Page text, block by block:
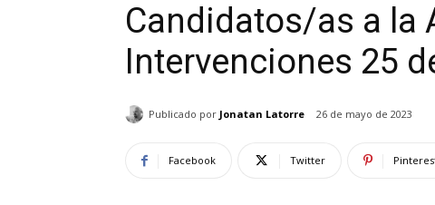
Candidatos/as a la
Intervenciones 25
Publicado por Jonatan Latorre 26 de mayo de 2023
Facebook Twitter